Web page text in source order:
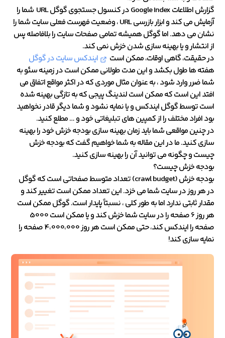
گزارش اطلاعات Google Index در کنسول جستجوی گوگل URL شما را
آزمایش می کند و ابزار بازرسی URL ، وضعیت فهرست فعلی سایت شما را
نشان می دهد. اما گوگل همیشه تمامی صفحات سایت را بلافاصله پس
از انتشار و یا بهینه سازی شدن خزش نمی کند.
در حقیقت، گاهی اوقات، ممکن است
ایندکس سایت در گوگل
هفته ها طول بکشد و این مدت طولانی ممکن است در زمینه سئو به
شما ضرر وارد شود ، به عنوان مثال موردی که در اکثر مواقع اتفاق می
افتد این است که ممکن است لندینگ پیجی که به تازگی بهینه شده
است توسط گوگل ایندکس و یا نمایه نشود و شما دیگر قادر نخواهید
بود افراد مختلف را از کمپین های تبلیغاتی خود و … مطلع کنید.
در چنین مواقعی شما باید زمان بهینه سازی بودجه خزش خود را بهینه
سازی کنید. ما در این مقاله به شما خواهیم گفت که بودجه خزش
چیست و چگونه می توانید آن را بهینه سازی کنید.
بودجه خزش چیست؟
بودجه خزش (crawl budget) تعداد متوسط صفحاتی است که گوگل
در هر روز در سایت شما می خزد. این تعداد ممکن است تغییر کند و
مقدار ثابتی ندارد اما به طور کلی ، نسبتاً پایدار است. گوگل ممکن است
هر روز 6 صفحه را در سایت شما خزش کند و یا ممکن است 5000
صفحه را ایندکس کند، حتی ممکن است هر روز 4،000،000 صفحه را
نمایه سازی کند!